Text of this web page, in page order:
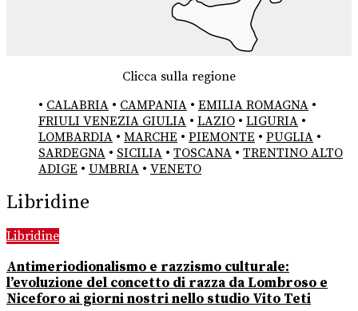
Clicca sulla regione
• CALABRIA • CAMPANIA • EMILIA ROMAGNA •
FRIULI VENEZIA GIULIA • LAZIO • LIGURIA •
LOMBARDIA • MARCHE • PIEMONTE • PUGLIA •
SARDEGNA • SICILIA • TOSCANA • TRENTINO ALTO
ADIGE • UMBRIA • VENETO
Libridine
Libridine
Antimeriodionalismo e razzismo culturale:
l’evoluzione del concetto di razza da Lombroso e
Niceforo ai giorni nostri nello studio Vito Teti